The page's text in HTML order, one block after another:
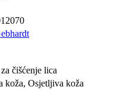
čišćenje lica
koža, Osjetljiva koža